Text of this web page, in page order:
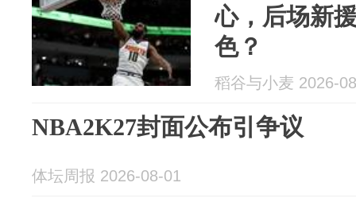
心，后场新
色？
稻谷与小麦 2026-
NBA2K27封面公布引争议
体坛周报 2026-08-01